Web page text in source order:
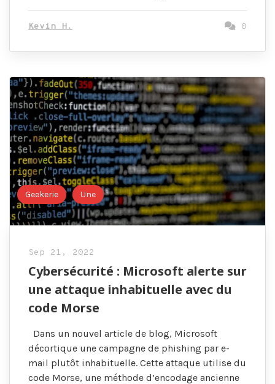
Kevin H. 0
Geekerie Une
Sep 21, 2022
Cybersécurité : Microsoft alerte sur
une attaque inhabituelle avec du
code Morse
Dans un nouvel article de blog, Microsoft
décortique une campagne de phishing par e-
mail plutôt inhabituelle. Cette attaque utilise du
code Morse, une méthode d’encodage ancienne